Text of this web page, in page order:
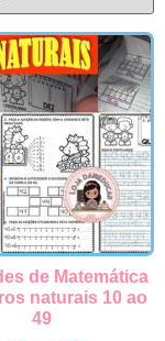
de Matemática
naturais 10 ao
49